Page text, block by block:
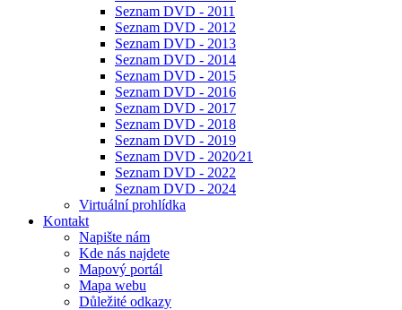
Seznam DVD - 2011
Seznam DVD - 2012
Seznam DVD - 2013
Seznam DVD - 2014
Seznam DVD - 2015
Seznam DVD - 2016
Seznam DVD - 2017
Seznam DVD - 2018
Seznam DVD - 2019
Seznam DVD - 2020⁄21
Seznam DVD - 2022
Seznam DVD - 2024
Virtuální prohlídka
Kontakt
Napište nám
Kde nás najdete
Mapový portál
Mapa webu
Důležité odkazy